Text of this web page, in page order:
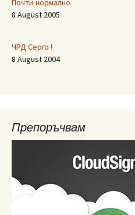
Почти нормално
8 August 2005
ЧРД Серго !
8 August 2004
Препоръчвам